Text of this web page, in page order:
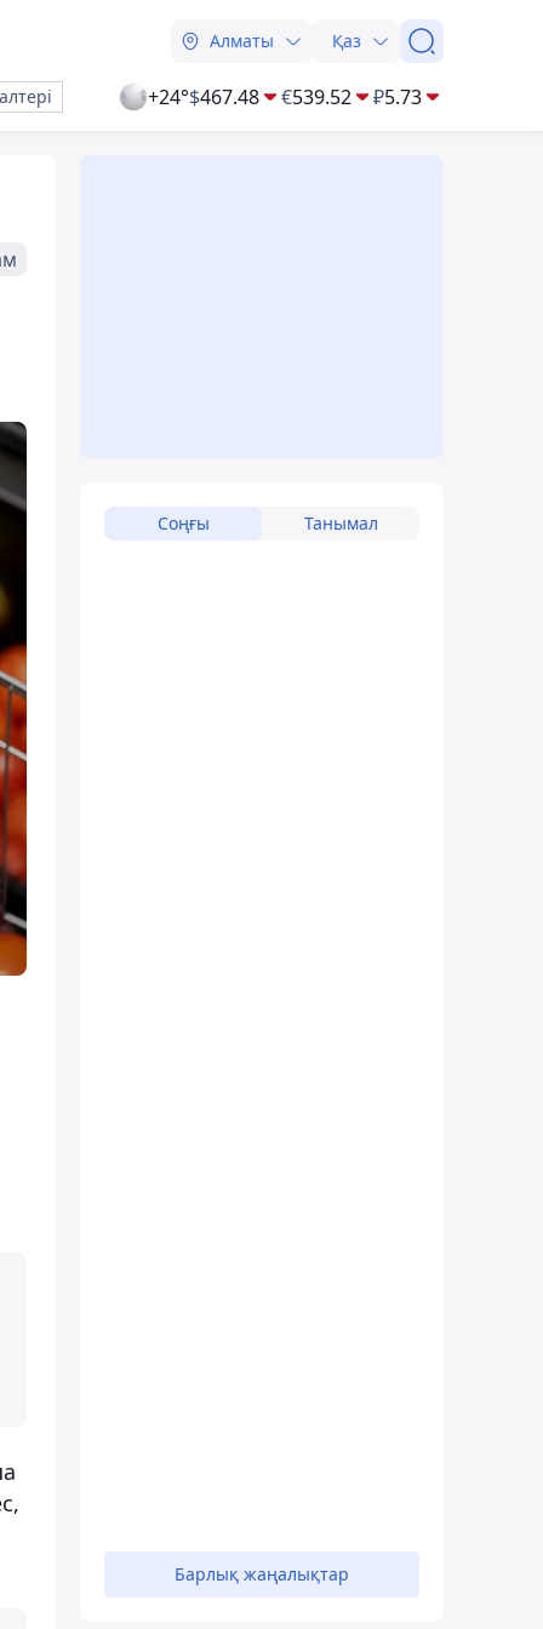
Алматы Қаз
+24°$467.48 €539.52 ₽5.73
Соңғы Танымал
Барлық жаңалықтар